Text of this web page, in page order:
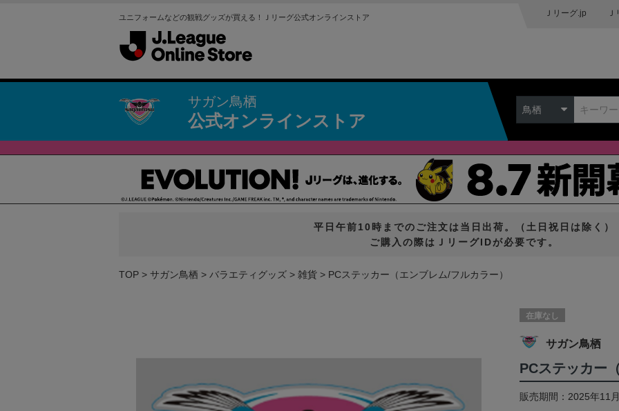
ユニフォームなどの観戦グッズが買える！Ｊリーグ公式オンラインストア Ｊリーグ.jp
サガン鳥栖
公式オンラインストア
鳥栖
平日午前10時までのご注文は当日出荷。（土日祝日は除く）
ご購入の際はＪリーグIDが必要です。
TOP サガン鳥栖 バラエティグッズ 雑貨 PCステッカー（エンブレム/フルカラー）
在庫なし
サガン鳥栖
PCステッカー
販売期間：2025年11